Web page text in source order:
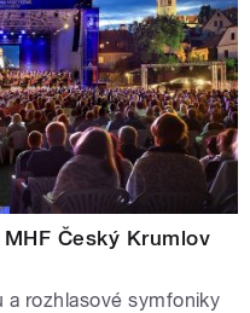
Český Krumlov
a rozhlasové symfoniky